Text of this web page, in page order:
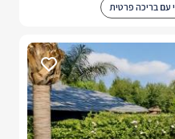
עם בריכה פרטית